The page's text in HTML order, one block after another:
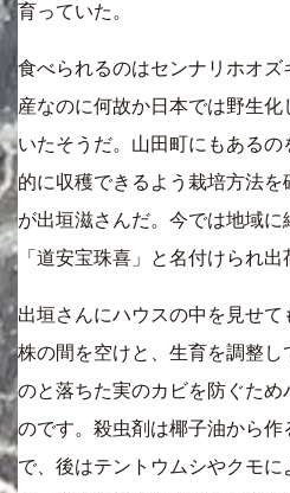
育っていた。
食べられるのはセンナリホオ
産なのに何故か日本では野生
いたそうだ。山田町にもある
的に収穫できるよう栽培方法
が出垣滋さんだ。今では地域
「道安宝珠喜」と名付けられ出
出垣さんにハウスの中を見せ
株の間を空けと、生育を調整
のと落ちた実のカビを防ぐた
のです。殺虫剤は椰子油から
で、後はテントウムシやクモ